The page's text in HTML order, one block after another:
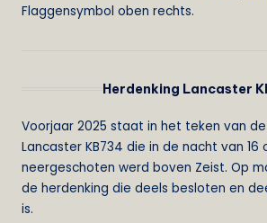
Flaggensymbol oben rechts.
Herdenking Lancaster
Voorjaar 2025 staat in het teken van
Lancaster KB734 die in de nacht van 16
neergeschoten werd boven Zeist. Op
de herdenking die deels besloten en
is.